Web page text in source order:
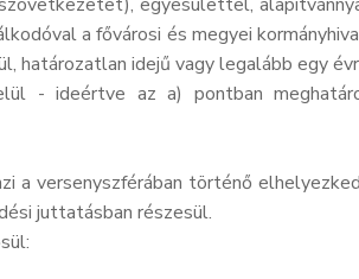
a fővárosi és megyei
határozatlan idejű vagy legalább egy
- ideértve az a) pontban
versenyszférában történő
juttatásban részesül.